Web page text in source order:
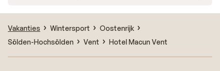
Vakanties Wintersport
Oostenrijk
Sölden-Hochsölden
Vent Hotel Macun Vent